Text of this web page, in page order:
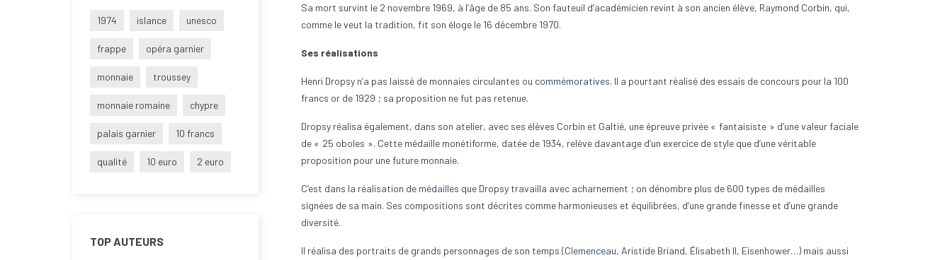
1974 islance unesco
frappe opéra garnier
monnaie troussey
monnaie romaine chypre
palais garnier 10 francs
qualité 10 euro 2 euro
TOP AUTEURS
Sa mort survint le 2 novembre 1969, à l’âge de 85 ans. Son fauteuil d’académicien revint à son ancien élève, Raymond Corbin, qui,
comme le veut la tradition, fit son éloge le 16 décembre 1970.
Ses réalisations
Henri Dropsy n’a pas laissé de monnaies circulantes ou commémoratives. Il a pourtant réalisé des essais de concours pour la 100
francs or de 1929 ; sa proposition ne fut pas retenue.
Dropsy réalisa également, dans son atelier, avec ses élèves Corbin et Galtié, une épreuve privée « fantaisiste » d’une valeur faciale
de « 25 oboles ». Cette médaille monétiforme, datée de 1934, relève davantage d’un exercice de style que d’une véritable
proposition pour une future monnaie.
C’est dans la réalisation de médailles que Dropsy travailla avec acharnement ; on dénombre plus de 600 types de médailles
signées de sa main. Ses compositions sont décrites comme harmonieuses et équilibrées, d’une grande finesse et d’une grande
diversité.
Il réalisa des portraits de grands personnages de son temps (Clemenceau, Aristide Briand, Élisabeth II, Eisenhower…) mais aussi